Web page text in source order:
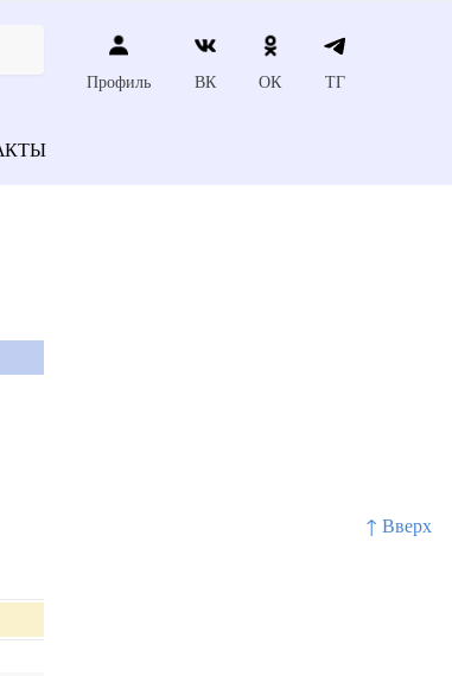
↑ Вверх
Профиль ВК ОК ТГ